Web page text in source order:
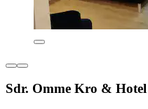
Sdr. Omme Kro & Hotel